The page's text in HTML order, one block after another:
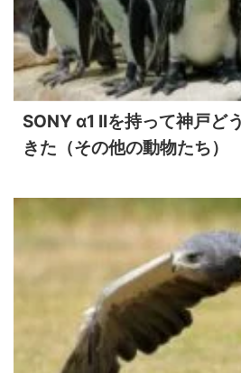
SONY α1 IIを持って神戸ど
きた（その他の動物たち）